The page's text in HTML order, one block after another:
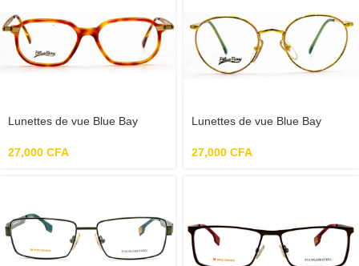
Lunettes de vue Blue Bay
Rouge clair
27,000 CFA
Lunettes de vue Blue Bay
27,000 CFA